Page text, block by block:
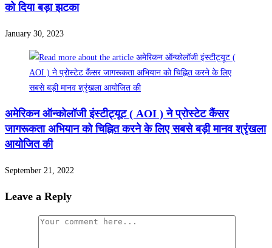
को दिया बड़ा झटका
January 30, 2023
अमेरिकन ऑन्कोलॉजी इंस्टीट्यूट ( AOI ) ने प्रोस्टेट कैंसर
जागरूकता अभियान को चिह्नित करने के लिए सबसे बड़ी मानव श्रृंखला
आयोजित की
September 21, 2022
Leave a Reply